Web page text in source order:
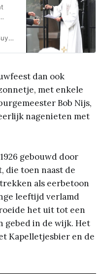
dan ook
met enkele
Bob Nijs,
nagenieten met
gebouwd door
die toen naast de
als eerbetoon
leeftijd verlamd
het uit tot een
gebed in de wijk. Het
Kapelletjesbier en de